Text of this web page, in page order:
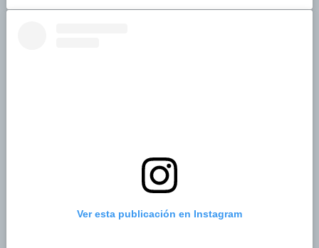
Ver esta publicación en Instagram